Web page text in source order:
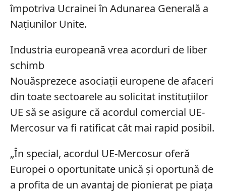
împotriva Ucrainei în Adunarea Generală a
Națiunilor Unite.
Industria europeană vrea acorduri de liber
schimb
Nouăsprezece asociații europene de afaceri
din toate sectoarele au solicitat instituțiilor
UE să se asigure că acordul comercial UE-
Mercosur va fi ratificat cât mai rapid posibil.
„În special, acordul UE-Mercosur oferă
Europei o oportunitate unică și oportună de
a profita de un avantaj de pionierat pe piața